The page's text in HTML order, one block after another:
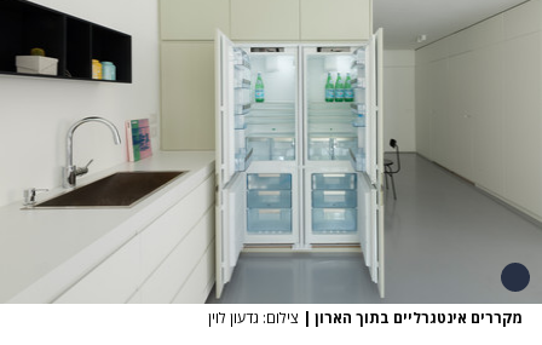
מקררים אינטגרליים בתוך הארון | צילום: גדעון לוין